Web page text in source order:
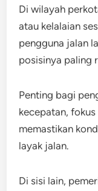
Di wilayah
atau kelalaian
pengguna jalan
posisinya paling
Penting bagi
kecepatan,
memastikan
layak jalan.
Di sisi lain,